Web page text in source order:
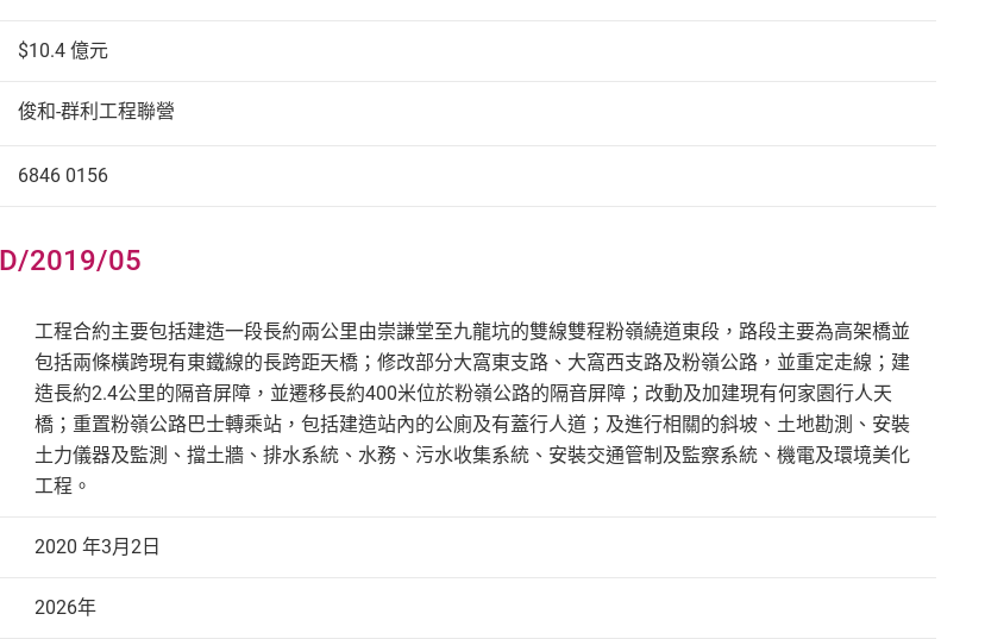
$10.4 億元
俊和-群利工程聯營
6846 0156
2019/05
工程合約主要包括建造一段長約兩公里由崇謙堂至九龍坑的雙線雙程粉嶺繞道東段，路段主要為高架橋並
包括兩條橫跨現有東鐵線的長跨距天橋；修改部分大窩東支路、大窩西支路及粉嶺公路，並重定走線；建
造長約2.4公里的隔音屏障，並遷移長約400米位於粉嶺公路的隔音屏障；改動及加建現有何家園行人天
橋；重置粉嶺公路巴士轉乘站，包括建造站內的公廁及有蓋行人道；及進行相關的斜坡、土地勘測、安裝
土力儀器及監測、擋土牆、排水系統、水務、污水收集系統、安裝交通管制及監察系統、機電及環境美化
工程。
2020 年3月2日
2026年